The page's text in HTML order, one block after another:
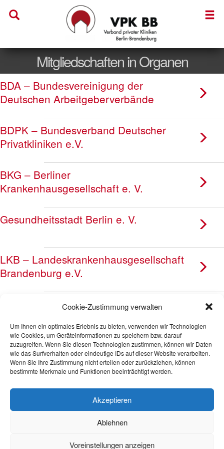
Cookie-Zustimmung verwalten
Um Ihnen ein optimales Erlebnis zu bieten, verwenden wir Technologien
wie Cookies, um Geräteinformationen zu speichern bzw. darauf
zuzugreifen. Wenn Sie diesen Technologien zustimmen, können wir Daten
wie das Surfverhalten oder eindeutige IDs auf dieser Website verarbeiten.
Wenn Sie Ihre Zustimmung nicht erteilen oder zurückziehen, können
bestimmte Merkmale und Funktionen beeinträchtigt werden.
Akzeptieren
Ablehnen
Voreinstellungen anzeigen
Mitgliedschaften in Organen
BDA – Bundesvereinigung der
Deutschen Arbeitgeberverbände
BDPK – Bundesverband Deutscher
Privatkliniken e.V.
BKG – Berliner
Krankenhausgesellschaft e. V.
Gesundheitsstadt Berlin e. V.
LKB – Landeskrankenhausgesellschaft
Brandenburg e.V.
Netzwerk Gesundheitswirtschaft /
Rehabilitationswissenschaftlicher
Verbund Berlin, Brandenburg und
Mitteldeutschland (BBMD)
UVB – Unternehmensverbände Berlin-